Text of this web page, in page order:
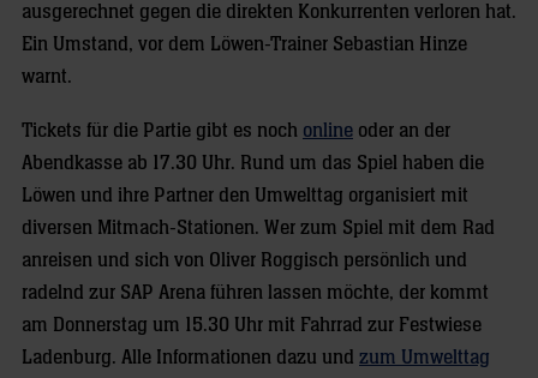
ausgerechnet gegen die direkten Konkurrenten verloren hat.
Ein Umstand, vor dem Löwen-Trainer Sebastian Hinze
warnt.
Tickets für die Partie gibt es noch online oder an der
Abendkasse ab 17.30 Uhr. Rund um das Spiel haben die
Löwen und ihre Partner den Umwelttag organisiert mit
diversen Mitmach-Stationen. Wer zum Spiel mit dem Rad
anreisen und sich von Oliver Roggisch persönlich und
radelnd zur SAP Arena führen lassen möchte, der kommt
am Donnerstag um 15.30 Uhr mit Fahrrad zur Festwiese
Ladenburg. Alle Informationen dazu und zum Umwelttag